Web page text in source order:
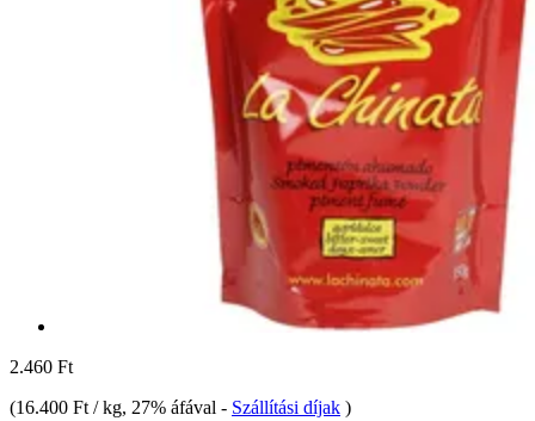
2.460 Ft
(16.400 Ft / kg, 27% áfával - Szállítási díjak )